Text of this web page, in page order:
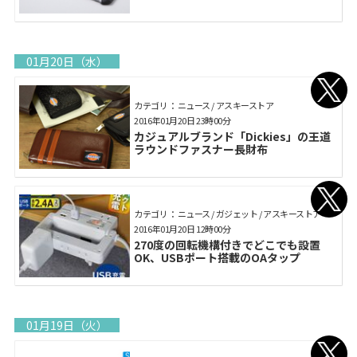
01月20日（水）
カテゴリ： ニュース / アスキーストア
カジュアルブランド「Dickies」の王道
ラウンドファスナー長財布
2016年01月20日 23時00分
カテゴリ： ニュース / ガジェット / アスキーストア
270度の回転機構付きでどこでも設置
OK、USBポート搭載のOAタップ
2016年01月20日 12時00分
01月19日（火）